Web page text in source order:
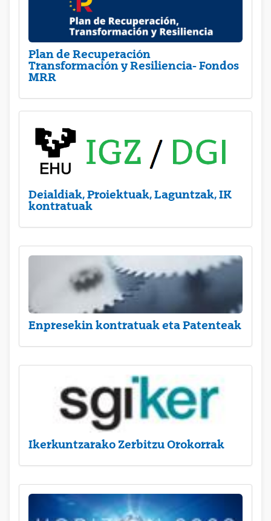
Plan de Recuperación
Transformación y Resiliencia- Fondos
MRR
Deialdiak, Proiektuak, Laguntzak, IK
kontratuak
Enpresekin kontratuak eta Patenteak
Ikerkuntzarako Zerbitzu Orokorrak